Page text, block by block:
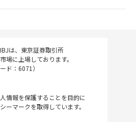
は、東京証券取引所
場に上場しております。
ド：6071）
情報を保護することを目的に
ーマークを取得しています。